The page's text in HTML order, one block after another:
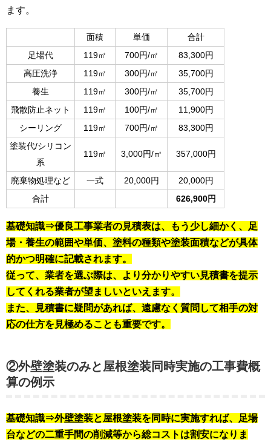
ます。
面積 単価
合計
足場代
119㎡ 700円/㎡
83,300円
高圧洗浄
119㎡ 300円/㎡
35,700円
養生
119㎡ 300円/㎡
35,700円
飛散防止ネット
119㎡ 100円/㎡
11,900円
シーリング
119㎡ 700円/㎡
83,300円
塗装代/シリコン
系
119㎡ 3,000円/㎡ 357,000円
廃棄物処理など 一式 20,000円
20,000円
合計
626,900円
基礎知識⇒優良工事業者の見積表は、もう少し細かく、足
場・養生の範囲や単価、塗料の種類や塗装面積などが具体
的かつ明確に記載されます。
従って、業者を選ぶ際は、より分かりやすい見積書を提示
してくれる業者が望ましいといえます。
また、見積書に疑問があれば、遠慮なく質問して相手の対
応の仕方を見極めることも重要です。
②外壁塗装のみと屋根塗装同時実施の工事費概
算の例示
基礎知識⇒外壁塗装と屋根塗装を同時に実施すれば、足場
台などの二重手間の削減等から総コストは割安になりま